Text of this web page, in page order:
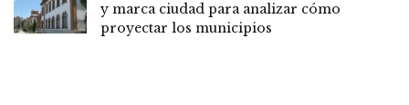
y marca ciudad para analizar cómo
proyectar los municipios